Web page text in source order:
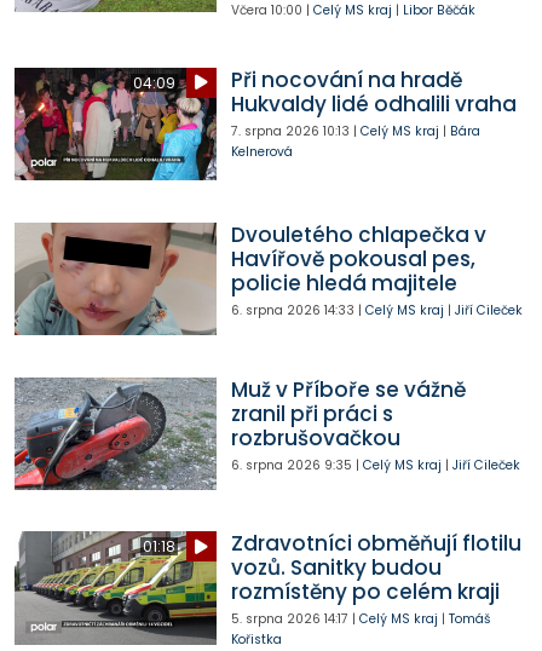
Včera 10:00 | Celý MS kraj | Libor Běčák
04:09
Při nocování na hradě
Hukvaldy lidé odhalili vraha
7. srpna 2026 10:13 | Celý MS kraj | Bára
Kelnerová
Dvouletého chlapečka v
Havířově pokousal pes,
policie hledá majitele
6. srpna 2026 14:33 | Celý MS kraj | Jiří Cileček
Muž v Příboře se vážně
zranil při práci s
rozbrušovačkou
6. srpna 2026 9:35 | Celý MS kraj | Jiří Cileček
01:18
Zdravotníci obměňují flotilu
vozů. Sanitky budou
rozmístěny po celém kraji
5. srpna 2026 14:17 | Celý MS kraj | Tomáš
Kořistka